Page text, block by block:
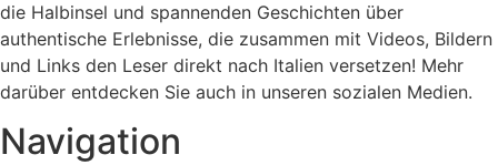
die Halbinsel und spannenden Geschichten über
authentische Erlebnisse, die zusammen mit Videos, Bildern
und Links den Leser direkt nach Italien versetzen! Mehr
darüber entdecken Sie auch in unseren sozialen Medien.
Navigation